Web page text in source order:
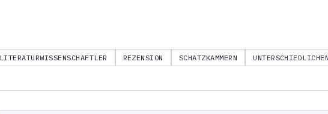
LITERATURWISSENSCHAFTLER REZENSION SCHATZKAMMERN UNTERSCHIEDLICHEN